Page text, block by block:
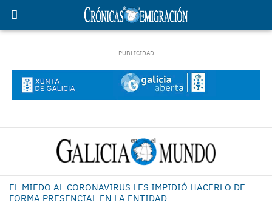
EL MIEDO AL CORONAVIRUS LES IMPIDIÓ HACERLO DE
FORMA PRESENCIAL EN LA ENTIDAD